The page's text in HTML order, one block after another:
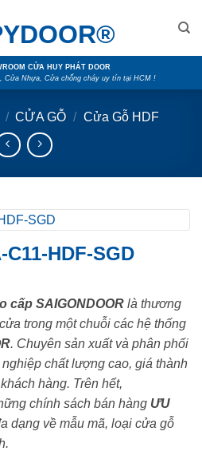
CỬA HUY PHÁT DOOR
Cửa Nhựa, Cửa chống cháy uy tín tại HCM !
/ CỬA GỖ / Cửa Gỗ HDF
HDF-SGD
cấp SAIGONDOOR là thương
trong một chuỗi các hệ thống
. Chuyên sản xuất và phân phối
chất lượng cao, giá thành
hàng. Trên hết,
chính sách bán hàng ƯU
dạng về mẫu mã, loại cửa gỗ